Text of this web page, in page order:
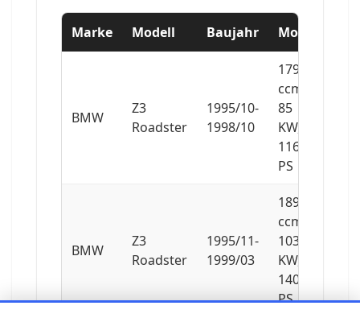
Marke Modell Baujahr Motor
BMW
Z3
Roadster
1995/10-
1998/10
1796
ccm,
85
KW,
116
PS
BMW
Z3
Roadster
1995/11-
1999/03
1895
ccm,
103
KW,
140
PS